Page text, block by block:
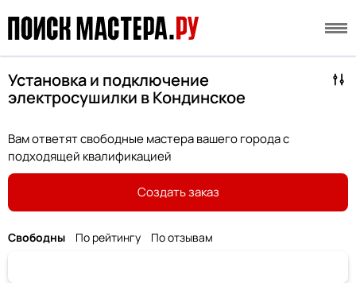
Установка и подключение
электросушилки в Кондинское
Вам ответят свободные мастера вашего города с
подходящей квалификацией
Создать заказ
Свободны По рейтингу По отзывам